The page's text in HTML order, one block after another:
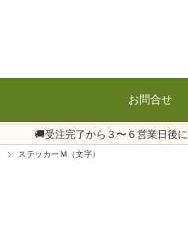
お問合せ
🚚受注完了から３〜６営業日後に
ステッカーＭ（文字）